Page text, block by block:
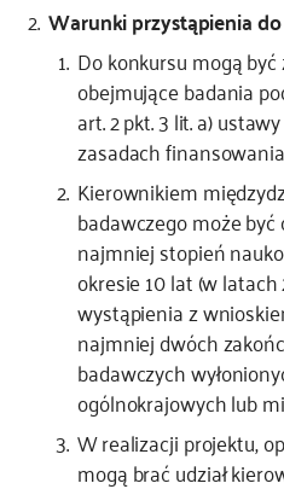
Warunki przystąpienia
Do konkursu mogą
obejmujące badania
art. 2 pkt. 3 lit. a)
zasadach
Kierownikiem
badawczego może
najmniej stopień
okresie 10 lat (w
wystąpienia z
najmniej dwóch
badawczych
ogólnokrajowych lub
W realizacji projektu,
mogą brać udział